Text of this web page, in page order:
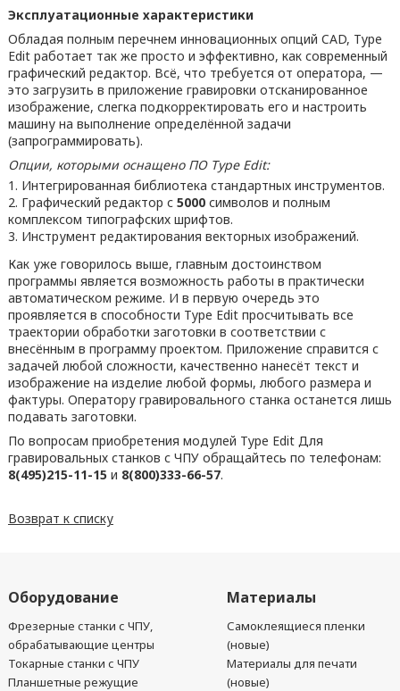
Эксплуатационные характеристики
Обладая полным перечнем инновационных опций CAD, Type
Edit работает так же просто и эффективно, как современный
графический редактор. Всё, что требуется от оператора, —
это загрузить в приложение гравировки отсканированное
изображение, слегка подкорректировать его и настроить
машину на выполнение определённой задачи
(запрограммировать).
Опции, которыми оснащено ПО Type Edit:
Интегрированная библиотека стандартных инструментов.
Графический редактор с 5000символов и полным
комплексом типографских шрифтов.
Инструмент редактирования векторных изображений.
Как уже говорилось выше, главным достоинством
программы является возможность работы в практически
автоматическом режиме. И в первую очередь это
проявляется в способности Type Edit просчитывать все
траектории обработки заготовки в соответствии с
внесённым в программу проектом. Приложение справится с
задачей любой сложности, качественно нанесёт текст и
изображение на изделие любой формы, любого размера и
фактуры. Оператору гравировального станка останется лишь
подавать заготовки.
По вопросам приобретения модулей Type Edit Для
гравировальных станков с ЧПУ обращайтесь по телефонам:
8(495)215-11-15и 8(800)333-66-57.
Возврат к списку
Оборудование
Фрезерные станки с ЧПУ,
обрабатывающие центры
Токарные станки с ЧПУ
Планшетные режущие
Материалы
Самоклеящиеся пленки
(новые)
Материалы для печати
(новые)